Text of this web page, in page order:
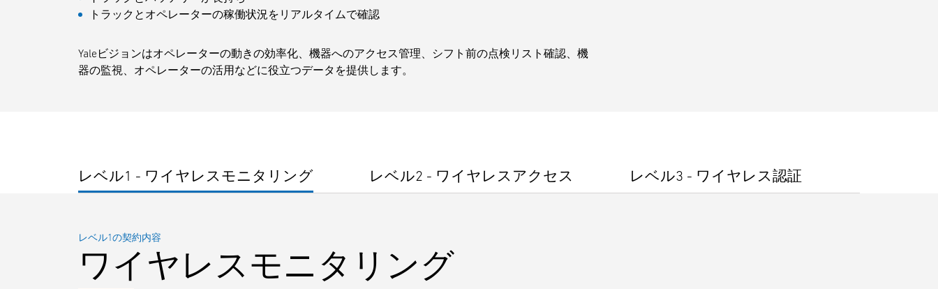
トラックとオペレーターの稼働状況をリアルタイムで確認
Yaleビジョンはオペレーターの動きの効率化、機器へのアクセス管理、シフト前の点検リスト確認、機
器の監視、オペレーターの活用などに役立つデータを提供します。
レベル1 - ワイヤレスモニタリング レベル2 - ワイヤレスアクセス レベル3 - ワイヤレス認証
レベル1の契約内容
ワイヤレスモニタリング